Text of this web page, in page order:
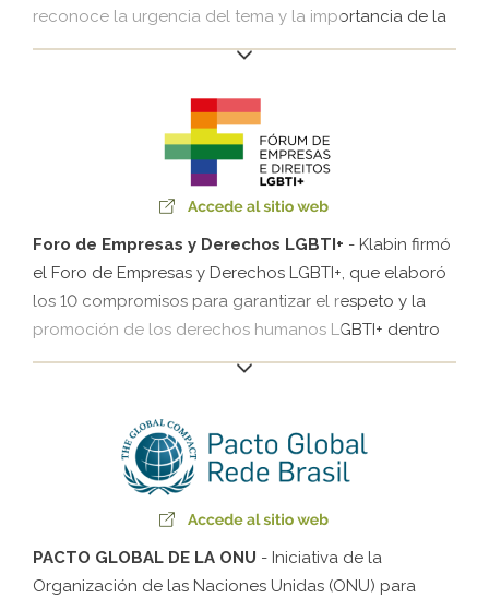
reconoce la urgencia del tema y la importancia de la
participación de todos para garantizar el futuro de
Global de la ONU, la Compañía invita empresas y la
sociedad a apoyar el tema de la reducción de las
emisiones de gases de efecto invernadero con base
Foro de Empresas y Derechos LGBTI+ - Klabin firmó
el Foro de Empresas y Derechos LGBTI+, que elaboró
los 10 compromisos para garantizar el respeto y la
promoción de los derechos humanos LGBTI+ dentro
de las Compañías. El Foro cuenta con grupos de
comunicación y otros) que se encuentran a menudo
para discutir sobre cómo avanzar respecto a cada
uno de los compromisos.
PACTO GLOBAL DE LA ONU - Iniciativa de la
Organización de las Naciones Unidas (ONU) para